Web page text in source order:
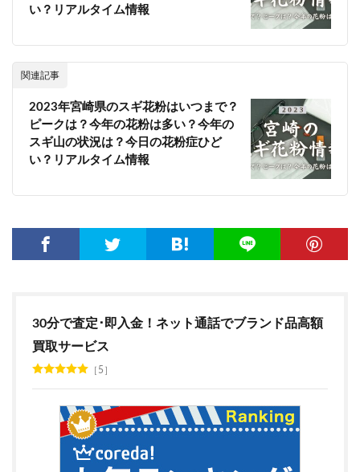
い？リアルタイム情報
関連記事
2023年宮崎県のスギ花粉はいつまで？
ピークは？今年の花粉は多い？今年の
スギ山の状況は？今日の花粉症ひど
い？リアルタイム情報
30分で査定･即入金！ネット通話でブランド品高額
買取サービス
5